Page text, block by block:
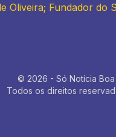
Oliveira; Fundador do
© 2026 - Só Notícia Boa
Todos os direitos